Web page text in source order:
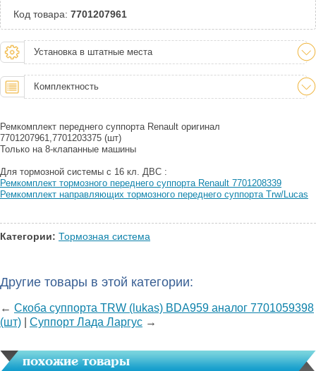
Самара:
Тверь:
Тюмень:
Под заказ
Челябинск:
Под заказ
Код товара: 7701207961
Установка в штатные места
Комплектность
Ремкомплект переднего суппорта Renault оригинал
7701207961,7701203375 (шт)
Только на 8-клапанные машины
Для тормозной системы с 16 кл. ДВС :
Ремкомплект тормозного переднего суппорта Renault 7701208339
Ремкомплект направляющих тормозного переднего суппорта Trw/Lucas
Категории: Тормозная система
Другие товары в этой категории:
← Скоба суппорта TRW (lukas) BDA959 аналог 7701059398
(шт)
Суппорт Лада Ларгус →
похожие товары